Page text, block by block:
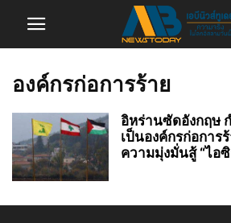
องค์กรก่อการร้าย
อิหร่านซัดอังกฤษ
เป็นองค์กรก่อการ
ความมุ่งมั่นสู้ “ไอ